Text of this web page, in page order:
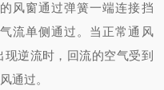
的风窗通过弹簧一端连接挡
流单侧通过。当正常通风
逆流时，回流的空气受到
通过。